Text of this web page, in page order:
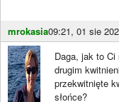
mrokasia09:21, 01 sie
Daga, jak to
drugim
przekwitnięte
słońce?